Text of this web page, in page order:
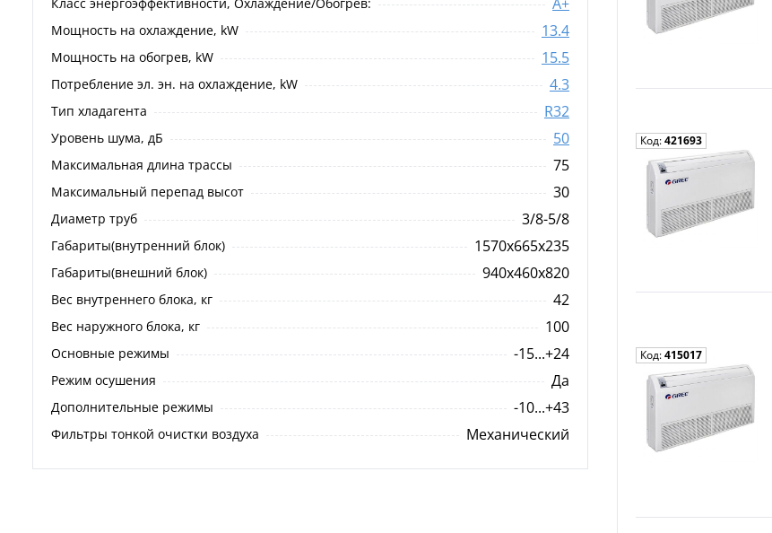
Мощность на охлаждение, kW 13.4
Мощность на обогрев, kW 15.5
Потребление эл. эн. на охлаждение, kW 4.3
Тип хладагента R32
Уровень шума, дБ 50
Максимальная длина трассы 75
Максимальный перепад высот 30
Диаметр труб 3/8-5/8
Габариты(внутренний блок) 1570x665x235
Габариты(внешний блок) 940x460x820
Вес внутреннего блока, кг 42
Вес наружного блока, кг 100
Основные режимы -15...+24
Режим осушения Да
Дополнительные режимы -10...+43
Фильтры тонкой очистки воздуха Механический
Код:421693
Код:415017